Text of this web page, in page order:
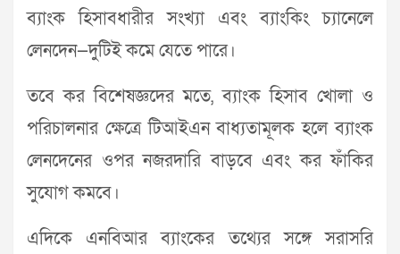
ব্যাংক হিসাবধারীর সংখ্যা এবং ব্যাংকিং চ্যানেলে
লেনদেন—দুটিই কমে যেতে পারে।
তবে কর বিশেষজ্ঞদের মতে, ব্যাংক হিসাব খোলা ও
পরিচালনার ক্ষেত্রে টিআইএন বাধ্যতামূলক হলে ব্যাংক
লেনদেনের ওপর নজরদারি বাড়বে এবং কর ফাঁকির
সুযোগ কমবে।
এদিকে এনবিআর ব্যাংকের তথ্যের সঙ্গে সরাসরি